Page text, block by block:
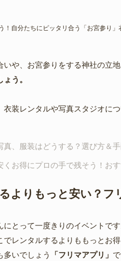
や、お宮参りをする神社の立地
う。
衣装レンタルや写真スタジオに
、服装はどうする？選び方＆
お得にプロの手で残そう！お
よりもっと安い？フ
にとって一度きりのイベントで
でレンタルするよりももっとお
多いでしょう
「フリマアプリ」 で